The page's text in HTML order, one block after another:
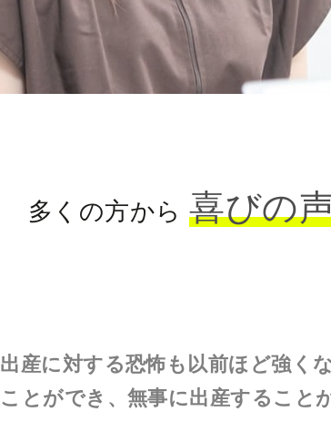
多くの方から喜びの
出産に対する恐怖も以前ほど強く
ことができ、無事に出産すること